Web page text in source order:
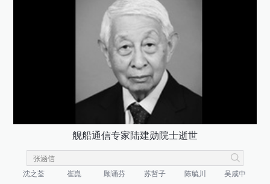
舰船通信专家陆建勋院士逝世
沈之荃 崔崑 顾诵芬 苏哲子 陈毓川
吴咸中